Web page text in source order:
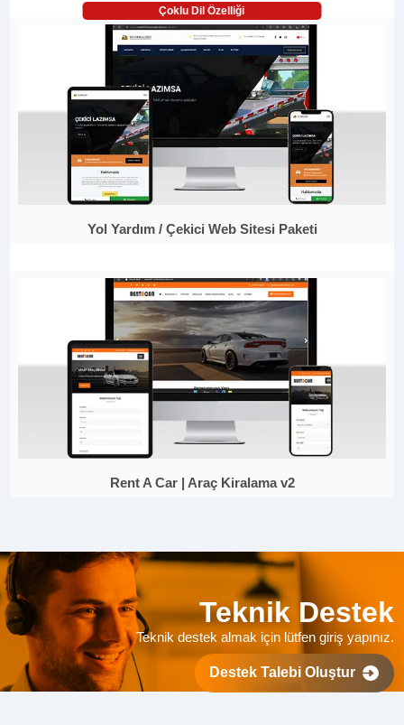
Çoklu Dil Özelliği
Yol Yardım / Çekici Web Sitesi Paketi
Rent A Car | Araç Kiralama v2
Teknik Destek
Teknik destek almak için lütfen giriş yapınız.
Destek Talebi Oluştur